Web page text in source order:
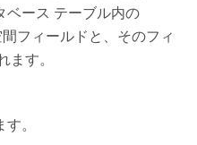
ベース テーブル内の
フィールドと、そのフィ
ます。
。